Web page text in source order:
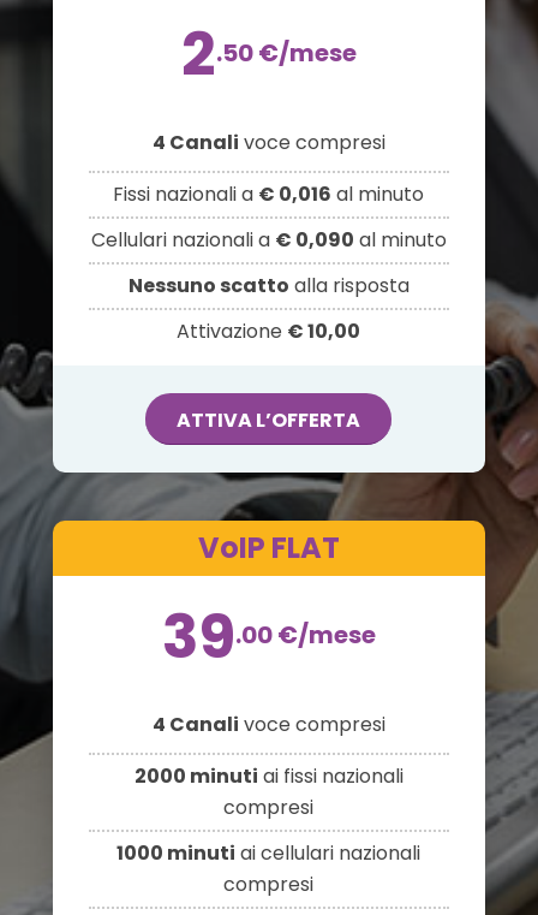
2.50€/mese
4 Canali voce compresi
Fissi nazionali a € 0,016 al minuto
Cellulari nazionali a € 0,090 al minuto
Nessuno scatto alla risposta
Attivazione € 10,00
ATTIVA L’OFFERTA
VoIP FLAT
39.00€/mese
4 Canali voce compresi
2000 minuti ai fissi nazionali
compresi
1000 minuti ai cellulari nazionali
compresi